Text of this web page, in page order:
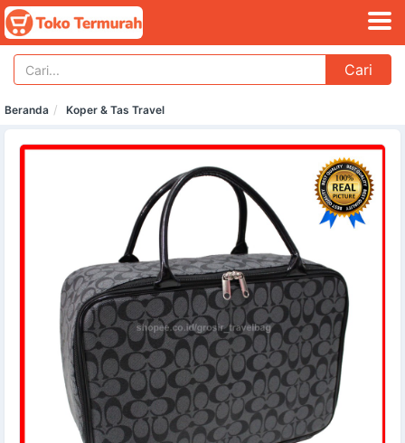
Cari
Beranda Koper & Tas Travel